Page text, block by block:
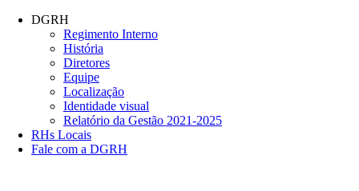
Conteúdo principal
DGRH
Regimento Interno
História
Diretores
Equipe
Localização
Identidade visual
Relatório da Gestão 2021-2025
RHs Locais
Fale com a DGRH